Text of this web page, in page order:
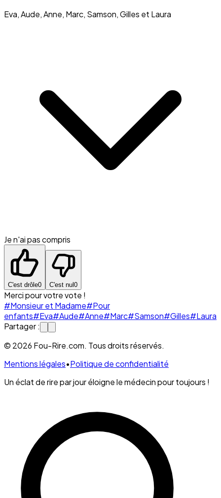
Eva, Aude, Anne, Marc, Samson, Gilles et Laura
Je n'ai pas compris
C'est drôle0 C'est nul 0
Merci pour votre vote !
#Monsieur et Madame#Pour
enfants#Eva#Aude#Anne#Marc#Samson#Gilles#Laura
Partager :
© 2026 Fou-Rire.com. Tous droits réservés.
Mentions légales•Politique de confidentialité
Un éclat de rire par jour éloigne le médecin pour toujours !